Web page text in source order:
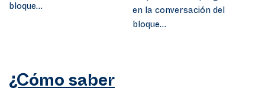
bloque…
en la conversación del
bloque…
¿Cómo saber